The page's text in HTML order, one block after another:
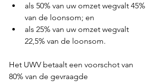
als 50% van uw omzet wegvalt 45%
van de loonsom; en
als 25% van uw omzet wegvalt
22,5% van de loonsom.
Het UWV betaalt een voorschot van
80% van de gevraagde